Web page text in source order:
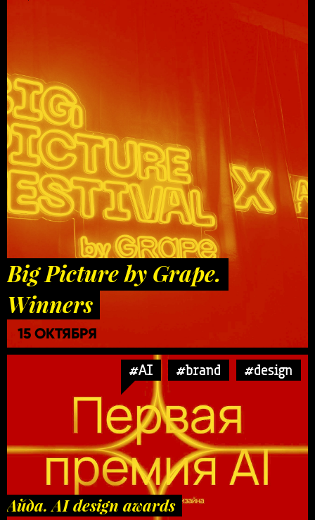
Big Picture by Grape.
Winners
15 ОКТЯБРЯ
#AI #brand #design
Айда. AI design awards